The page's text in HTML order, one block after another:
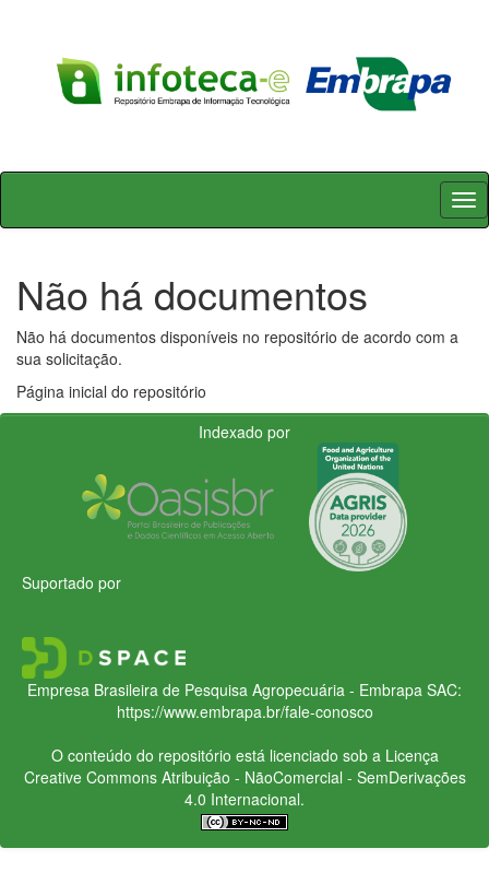
Skip
Não há documentos
Não há documentos disponíveis no repositório de acordo com a
sua solicitação.
Página inicial do repositório
Indexado por
Suportado por
Empresa Brasileira de Pesquisa Agropecuária - Embrapa SAC:
https://www.embrapa.br/fale-conosco
O conteúdo do repositório está licenciado sob a Licença
Creative CommonsAtribuição - NãoComercial - SemDerivações
4.0 Internacional.